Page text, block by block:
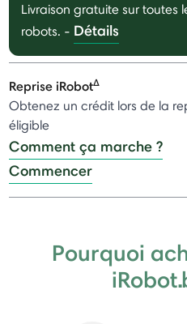
Livraison gratuite sur toutes
robots. - Détails
Reprise iRobotΔ
Obtenez un crédit lors de la
éligible
Comment ça marche ?
Commencer
Pourquoi